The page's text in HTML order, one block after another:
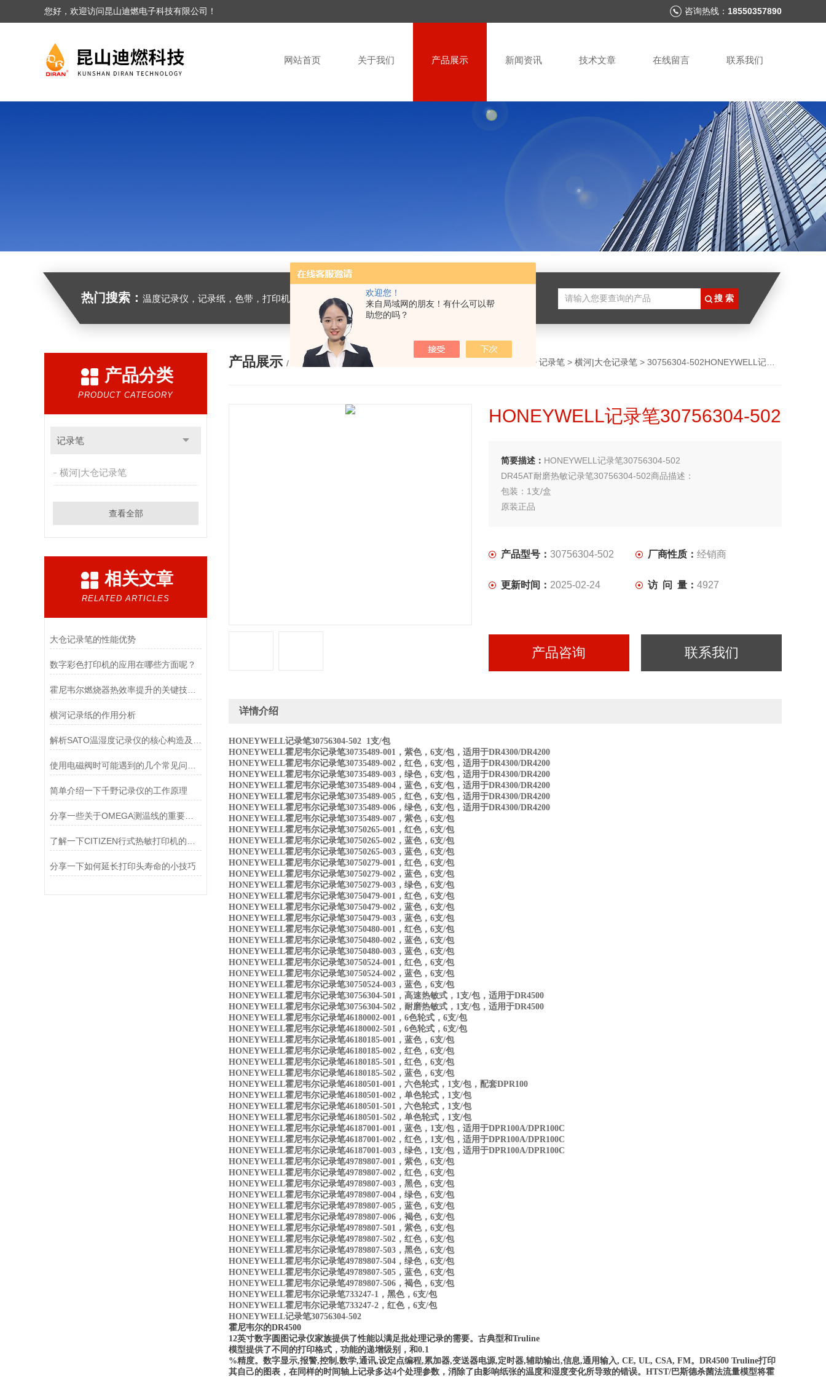
欢迎您！
来自局域网的朋友！有什么可以帮
助您的吗？
您好，欢迎访问昆山迪燃电子科技有限公司！ 咨询热线： 18550357890
网站首页 关于我们 产品展示 新闻资讯 技术文章 在线留言 联系我们
热门搜索： 温度记录仪，记录纸，色带，打印机，温控表，温湿度监控系统，记录笔，燃烧器
产品分类
PRODUCT CATEGORY
记录笔
横河|大仓记录笔
查看全部
相关文章
RELATED ARTICLES
大仓记录笔的性能优势
数字彩色打印机的应用在哪些方面呢？
霍尼韦尔燃烧器热效率提升的关键技术与优化路径
横河记录纸的作用分析
简单介绍一下千野记录仪的工作原理
分享一些关于OMEGA测温线的重要应用
分享一下如何延长打印头寿命的小技巧
产品展示 / PRODUCTS > 记录笔 > 横河|大仓记录笔 > 30756304-502HONEYWELL记录笔30756304-502
HONEYWELL记录笔30756304-502
简要描述： HONEYWELL记录笔30756304-502
DR45AT耐磨热敏记录笔30756304-502商品描述：
包装：1支/盒
原装正品
产品型号： 30756304-502 厂商性质： 经销商
更新时间： 2025-02-24 访 问 量： 4927
产品咨询 联系我们
详情介绍
HONEYWELL记录笔30756304-502 1支/包
HONEYWELL霍尼韦尔记录笔30735489-001，紫色，6支/包，适用于DR4300/DR4200
HONEYWELL霍尼韦尔记录笔30735489-002，红色，6支/包，适用于DR4300/DR4200
HONEYWELL霍尼韦尔记录笔30735489-003，绿色，6支/包，适用于DR4300/DR4200
HONEYWELL霍尼韦尔记录笔30735489-004，蓝色，6支/包，适用于DR4300/DR4200
HONEYWELL霍尼韦尔记录笔30735489-005，红色，6支/包，适用于DR4300/DR4200
HONEYWELL霍尼韦尔记录笔30735489-006，绿色，6支/包，适用于DR4300/DR4200
HONEYWELL霍尼韦尔记录笔30735489-007，紫色，6支/包
HONEYWELL霍尼韦尔记录笔30750265-001，红色，6支/包
HONEYWELL霍尼韦尔记录笔30750265-002，蓝色，6支/包
HONEYWELL霍尼韦尔记录笔30750265-003，蓝色，6支/包
HONEYWELL霍尼韦尔记录笔30750279-001，红色，6支/包
HONEYWELL霍尼韦尔记录笔30750279-002，蓝色，6支/包
HONEYWELL霍尼韦尔记录笔30750279-003，绿色，6支/包
HONEYWELL霍尼韦尔记录笔30750479-001，红色，6支/包
HONEYWELL霍尼韦尔记录笔30750479-002，蓝色，6支/包
HONEYWELL霍尼韦尔记录笔30750479-003，蓝色，6支/包
HONEYWELL霍尼韦尔记录笔30750480-001，红色，6支/包
HONEYWELL霍尼韦尔记录笔30750480-002，蓝色，6支/包
HONEYWELL霍尼韦尔记录笔30750480-003，蓝色，6支/包
HONEYWELL霍尼韦尔记录笔30750524-001，红色，6支/包
HONEYWELL霍尼韦尔记录笔30750524-002，蓝色，6支/包
HONEYWELL霍尼韦尔记录笔30750524-003，蓝色，6支/包
HONEYWELL霍尼韦尔记录笔30756304-501，高速热敏式，1支/包，适用于DR4500
HONEYWELL霍尼韦尔记录笔30756304-502，耐磨热敏式，1支/包，适用于DR4500
HONEYWELL霍尼韦尔记录笔46180002-001，6色轮式，6支/包
HONEYWELL霍尼韦尔记录笔46180002-501，6色轮式，6支/包
HONEYWELL霍尼韦尔记录笔46180185-001，蓝色，6支/包
HONEYWELL霍尼韦尔记录笔46180185-002，红色，6支/包
HONEYWELL霍尼韦尔记录笔46180185-501，红色，6支/包
HONEYWELL霍尼韦尔记录笔46180185-502，蓝色，6支/包
HONEYWELL霍尼韦尔记录笔46180501-001，六色轮式，1支/包，配套DPR100
HONEYWELL霍尼韦尔记录笔46180501-002，单色轮式，1支/包
HONEYWELL霍尼韦尔记录笔46180501-501，六色轮式，1支/包
HONEYWELL霍尼韦尔记录笔46180501-502，单色轮式，1支/包
HONEYWELL霍尼韦尔记录笔46187001-001，蓝色，1支/包，适用于DPR100A/DPR100C
HONEYWELL霍尼韦尔记录笔46187001-002，红色，1支/包，适用于DPR100A/DPR100C
HONEYWELL霍尼韦尔记录笔46187001-003，绿色，1支/包，适用于DPR100A/DPR100C
HONEYWELL霍尼韦尔记录笔49789807-001，紫色，6支/包
HONEYWELL霍尼韦尔记录笔49789807-002，红色，6支/包
HONEYWELL霍尼韦尔记录笔49789807-003，黑色，6支/包
HONEYWELL霍尼韦尔记录笔49789807-004，绿色，6支/包
HONEYWELL霍尼韦尔记录笔49789807-005，蓝色，6支/包
HONEYWELL霍尼韦尔记录笔49789807-006，褐色，6支/包
HONEYWELL霍尼韦尔记录笔49789807-501，紫色，6支/包
HONEYWELL霍尼韦尔记录笔49789807-502，红色，6支/包
HONEYWELL霍尼韦尔记录笔49789807-503，黑色，6支/包
HONEYWELL霍尼韦尔记录笔49789807-504，绿色，6支/包
HONEYWELL霍尼韦尔记录笔49789807-505，蓝色，6支/包
HONEYWELL霍尼韦尔记录笔49789807-506，褐色，6支/包
HONEYWELL霍尼韦尔记录笔733247-1，黑色，6支/包
HONEYWELL霍尼韦尔记录笔733247-2，红色，6支/包
HONEYWELL记录笔30756304-502
霍尼韦尔的DR4500
12英寸数字圆图记录仪家族提供了性能以满足批处理记录的需要。古典型和Truline
模型提供了不同的打印格式，功能的递增级别，和0.1
%精度。 数字显示,报警,控制 ,数学,通讯,设定点编程,累加器,变送器电源,定时器,辅助输出,信息,通用输入, CE, UL, CSA, FM。 DR4500 Truline打印
其自己的图表，在同样的时间轴上记录多达4个处理参数，消除了由影响纸张的温度和湿度变化所导致的错误。 HTST/ 巴斯德杀菌法流量模型将霍